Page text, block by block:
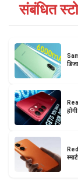
संबंधित